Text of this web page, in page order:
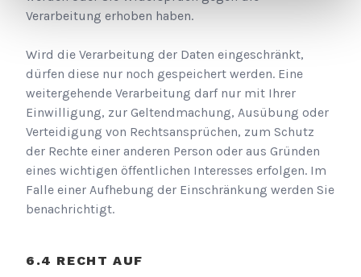
Verarbeitung erhoben haben.
Wird die Verarbeitung der Daten eingeschränkt,
dürfen diese nur noch gespeichert werden. Eine
weitergehende Verarbeitung darf nur mit Ihrer
Einwilligung, zur Geltendmachung, Ausübung oder
Verteidigung von Rechtsansprüchen, zum Schutz
der Rechte einer anderen Person oder aus Gründen
eines wichtigen öffentlichen Interesses erfolgen. Im
Falle einer Aufhebung der Einschränkung werden Sie
benachrichtigt.
RECHT AUF